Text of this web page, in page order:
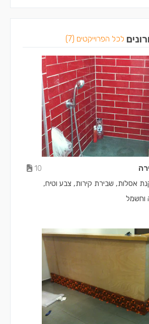
לכל הפרוייקטים (7)
10
אסלות, שבירת קירות, צבע וטיח,
וחשמל